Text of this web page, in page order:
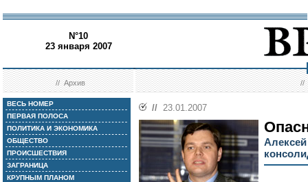
N°10
23 января 2007
//Архив //
ВЕСЬ НОМЕР
ПЕРВАЯ ПОЛОСА
ПОЛИТИКА И ЭКОНОМИКА
ОБЩЕСТВО
ПРОИСШЕСТВИЯ
ЗАГРАНИЦА
КРУПНЫМ ПЛАНОМ
// 23.01.2007